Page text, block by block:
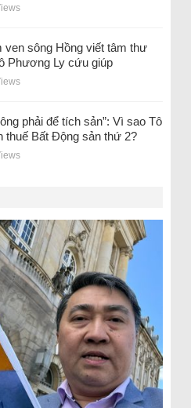
ven sông Hồng viết tâm thư
Phương Ly cứu giúp
phải để tích sản”: Vì sao Tô
thuế Bất Động sản thứ 2?